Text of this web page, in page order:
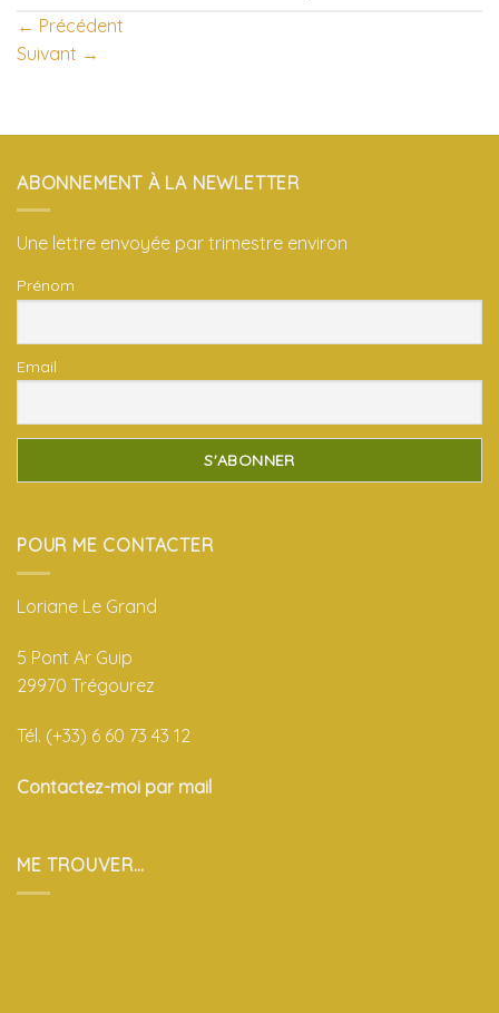
← Précédent
Suivant →
ABONNEMENT À LA NEWLETTER
Une lettre envoyée par trimestre environ
Prénom
Email
POUR ME CONTACTER
Loriane Le Grand
5 Pont Ar Guip
29970 Trégourez
Tél. (+33) 6 60 73 43 12
Contactez-moi par mail
ME TROUVER…